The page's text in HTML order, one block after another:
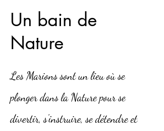
Un bain de
Nature
Les Marions sont un lieu où se
plonger dans la Nature pour se
divertir, s'instruire, se détendre et